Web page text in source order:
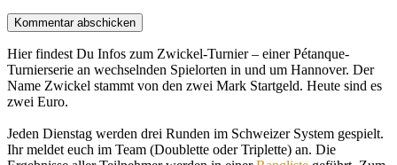
Hier findest Du Infos zum Zwickel-Turnier – einer Pétanque-
Turnierserie an wechselnden Spielorten in und um Hannover. Der
Name Zwickel stammt von den zwei Mark Startgeld. Heute sind es
zwei Euro.
Jeden Dienstag werden drei Runden im Schweizer System gespielt.
Ihr meldet euch im Team (Doublette oder Triplette) an. Die